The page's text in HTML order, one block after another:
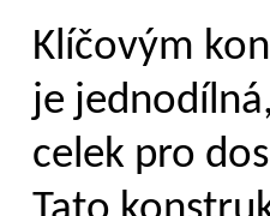
Klíčovým
je
celek pro